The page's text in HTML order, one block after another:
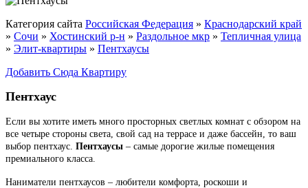
Категория сайта Российская Федерация » Краснодарский край
» Сочи » Хостинский р-н » Раздольное мкр » Тепличная улица
» Элит-квартиры » Пентхаусы
Добавить Сюда Квартиру
Пентхаус
Если вы хотите иметь много просторных светлых комнат с обзором на
все четыре стороны света, свой сад на террасе и даже бассейн, то ваш
выбор пентхаус. Пентхаусы – самые дорогие жилые помещения
премиального класса.
Наниматели пентхаусов – любители комфорта, роскоши и